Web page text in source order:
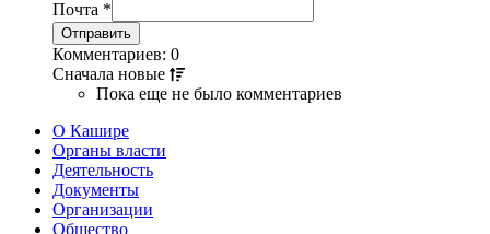
Почта *
Комментариев: 0
Сначала новые
Пока еще не было комментариев
О Кашире
Органы власти
Деятельность
Документы
Организации
Общество